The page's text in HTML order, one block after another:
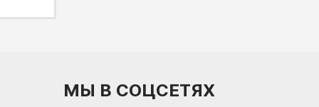
МЫ В СОЦСЕТЯХ